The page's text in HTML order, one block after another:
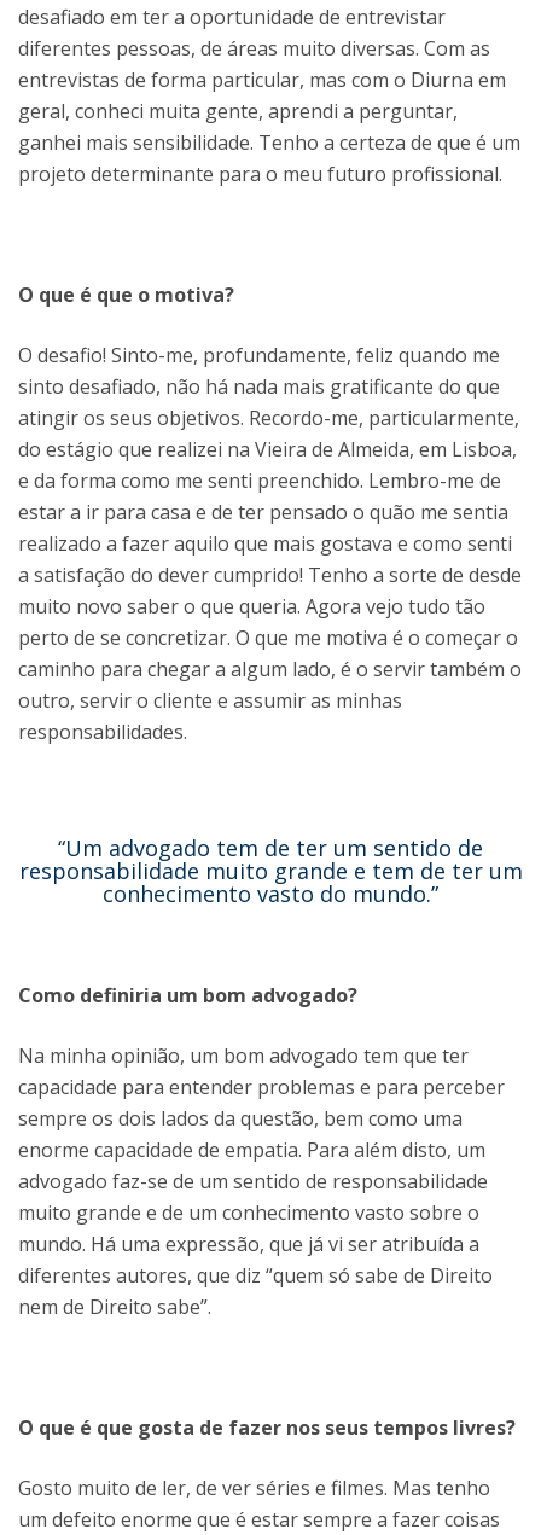
desafiado em ter a oportunidade de entrevistar
diferentes pessoas, de áreas muito diversas. Com as
entrevistas de forma particular, mas com o Diurna em
geral, conheci muita gente, aprendi a perguntar,
ganhei mais sensibilidade. Tenho a certeza de que é um
projeto determinante para o meu futuro profissional.
O que é que o motiva?
O desafio! Sinto-me, profundamente, feliz quando me
sinto desafiado, não há nada mais gratificante do que
atingir os seus objetivos. Recordo-me, particularmente,
do estágio que realizei na Vieira de Almeida, em Lisboa,
e da forma como me senti preenchido. Lembro-me de
estar a ir para casa e de ter pensado o quão me sentia
realizado a fazer aquilo que mais gostava e como senti
a satisfação do dever cumprido! Tenho a sorte de desde
muito novo saber o que queria. Agora vejo tudo tão
perto de se concretizar. O que me motiva é o começar o
caminho para chegar a algum lado, é o servir também o
outro, servir o cliente e assumir as minhas
responsabilidades.
“Um advogado tem de ter um sentido de
responsabilidade muito grande e tem de ter um
conhecimento vasto do mundo.”
Como definiria um bom advogado?
Na minha opinião, um bom advogado tem que ter
capacidade para entender problemas e para perceber
sempre os dois lados da questão, bem como uma
enorme capacidade de empatia. Para além disto, um
advogado faz-se de um sentido de responsabilidade
muito grande e de um conhecimento vasto sobre o
mundo. Há uma expressão, que já vi ser atribuída a
diferentes autores, que diz “quem só sabe de Direito
nem de Direito sabe”.
O que é que gosta de fazer nos seus tempos livres?
Gosto muito de ler, de ver séries e filmes. Mas tenho
um defeito enorme que é estar sempre a fazer coisas